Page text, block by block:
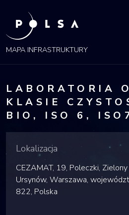
POLSA
MAPA
MAPA INFRASTRUKTURY
LABORATORIA
KLASIE
BIO, ISO 6,
Lokalizacja
CEZAMAT, 19, Poleczki,
Ursynów, Warszawa,
822, Polska